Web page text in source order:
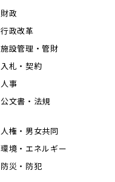
財政
行政改革
施設管理・管財
入札・契約
人事
公文書・法規
人権・男女共同
環境・エネルギー
防災・防犯